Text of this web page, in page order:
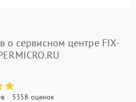
о сервисном центре FIX-
5358 оценок